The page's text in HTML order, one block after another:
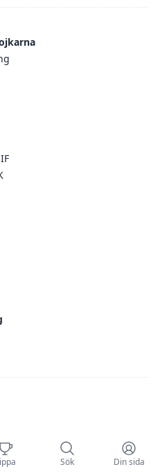
Sök Din sida